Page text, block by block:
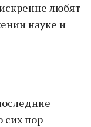
любят
науке и
сих пор